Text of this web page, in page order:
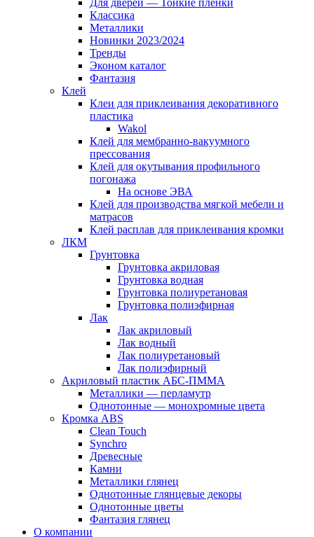
Для дверей — Тонкие пленки
Классика
Металлики
Новинки 2023/2024
Тренды
Эконом каталог
Фантазия
Клей
Клеи для приклеивания декоративного
пластика
Wakol
Клей для мембранно-вакуумного
прессования
Клей для окутывания профильного
погонажа
На основе ЭВА
Клей для производства мягкой мебели и
матрасов
Клей расплав для приклеивания кромки
ЛКМ
Грунтовка
Грунтовка акриловая
Грунтовка водная
Грунтовка полиуретановая
Грунтовка полиэфирная
Лак
Лак акриловый
Лак водный
Лак полиуретановый
Лак полиэфирный
Акриловый пластик АБС-ПММА
Металлики — перламутр
Однотонные — монохромные цвета
Кромка ABS
Clean Touch
Synchro
Древесные
Камни
Металлики глянец
Однотонные глянцевые декоры
Однотонные цветы
Фантазия глянец
О компании